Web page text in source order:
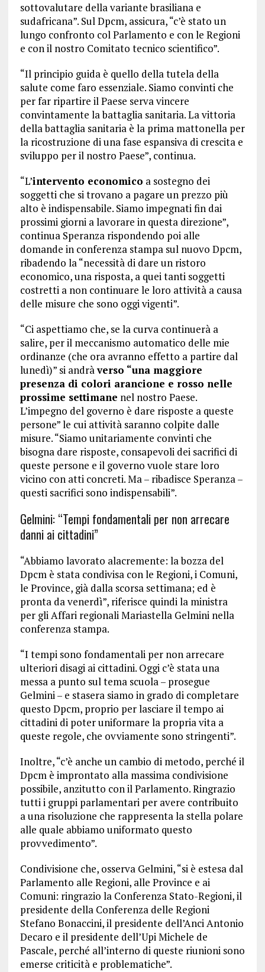
sottovalutare della variante brasiliana e
sudafricana”. Sul Dpcm, assicura, “c’è stato un
lungo confronto col Parlamento e con le Regioni
e con il nostro Comitato tecnico scientifico”.
“Il principio guida è quello della tutela della
salute come faro essenziale. Siamo convinti che
per far ripartire il Paese serva vincere
convintamente la battaglia sanitaria. La vittoria
della battaglia sanitaria è la prima mattonella per
la ricostruzione di una fase espansiva di crescita e
sviluppo per il nostro Paese”, continua.
“L’intervento economico a sostegno dei
soggetti che si trovano a pagare un prezzo più
alto è indispensabile. Siamo impegnati fin dai
prossimi giorni a lavorare in questa direzione”,
continua Speranza rispondendo poi alle
domande in conferenza stampa sul nuovo Dpcm,
ribadendo la “necessità di dare un ristoro
economico, una risposta, a quei tanti soggetti
costretti a non continuare le loro attività a causa
delle misure che sono oggi vigenti”.
“Ci aspettiamo che, se la curva continuerà a
salire, per il meccanismo automatico delle mie
ordinanze (che ora avranno effetto a partire dal
lunedì)” si andràverso “una maggiore
presenza di colori arancione e rosso nelle
prossime settimane nel nostro Paese.
L’impegno del governo è dare risposte a queste
persone” le cui attività saranno colpite dalle
misure. “Siamo unitariamente convinti che
bisogna dare risposte, consapevoli dei sacrifici di
queste persone e il governo vuole stare loro
vicino con atti concreti. Ma – ribadisce Speranza –
questi sacrifici sono indispensabili”.
Gelmini: “Tempi fondamentali per non arrecare
danni ai cittadini”
“Abbiamo lavorato alacremente: la bozza del
Dpcm è stata condivisa con le Regioni, i Comuni,
le Province, già dalla scorsa settimana; ed è
pronta da venerdì”, riferisce quindi la ministra
per gli Affari regionali Mariastella Gelmini nella
conferenza stampa.
“I tempi sono fondamentali per non arrecare
ulteriori disagi ai cittadini. Oggi c’è stata una
messa a punto sul tema scuola – prosegue
Gelmini – e stasera siamo in grado di completare
questo Dpcm, proprio per lasciare il tempo ai
cittadini di poter uniformare la propria vita a
queste regole, che ovviamente sono stringenti”.
Inoltre, “c’è anche un cambio di metodo, perché il
Dpcm è improntato alla massima condivisione
possibile, anzitutto con il Parlamento. Ringrazio
tutti i gruppi parlamentari per avere contribuito
a una risoluzione che rappresenta la stella polare
alle quale abbiamo uniformato questo
provvedimento”.
Condivisione che, osserva Gelmini, “si è estesa dal
Parlamento alle Regioni, alle Province e ai
Comuni: ringrazio la Conferenza Stato-Regioni, il
presidente della Conferenza delle Regioni
Stefano Bonaccini, il presidente dell’Anci Antonio
Decaro e il presidente dell’Upi Michele de
Pascale, perché all’interno di queste riunioni sono
emerse criticità e problematiche”.